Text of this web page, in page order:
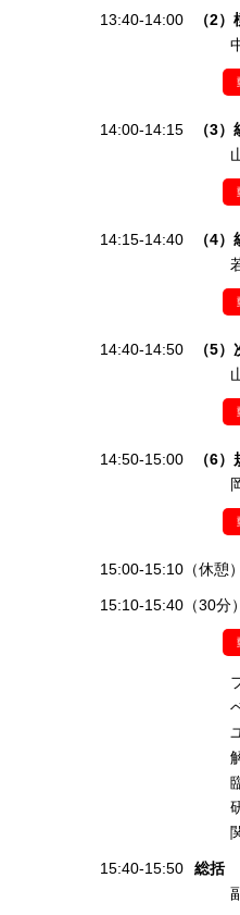
13:40-14:00
（2
14:00-14:15
（3
14:15-14:40
（4
14:40-14:50
（5
14:50-15:00
（6
15:00-15:10（休憩）
15:10-15:40（30分）
15:40-15:50
総括